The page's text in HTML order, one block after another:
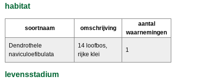
habitat
soortnaam omschrijving
aantal
waarnemingen
Dendrothele
naviculoefibulata
14 loofbos,
rijke klei
1
levensstadium